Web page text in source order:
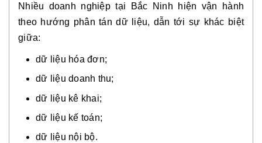
Nhiều doanh nghiệp tại Bắc Ninh hiện vận hành
theo hướng phân tán dữ liệu, dẫn tới sự khác biệt
giữa:
dữ liệu hóa đơn;
dữ liệu doanh thu;
dữ liệu kê khai;
dữ liệu kế toán;
dữ liệu nội bộ.